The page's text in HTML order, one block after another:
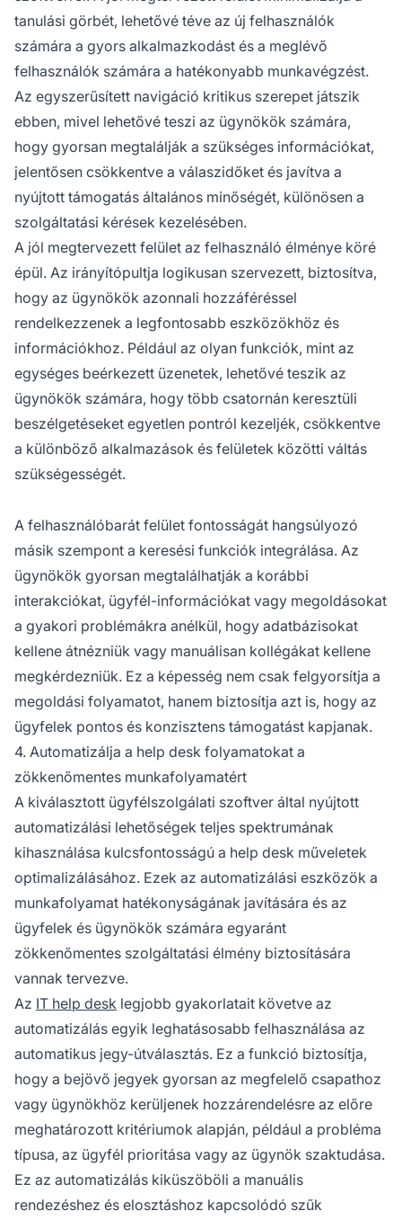
tanulási görbét, lehetővé téve az új felhasználók
számára a gyors alkalmazkodást és a meglévő
felhasználók számára a hatékonyabb munkavégzést.
Az egyszerűsített navigáció kritikus szerepet játszik
ebben, mivel lehetővé teszi az ügynökök számára,
hogy gyorsan megtalálják a szükséges információkat,
jelentősen csökkentve a válaszidőket és javítva a
nyújtott támogatás általános minőségét, különösen a
szolgáltatási kérések kezelésében.
A jól megtervezett felület az felhasználó élménye köré
épül. Az irányítópultja logikusan szervezett, biztosítva,
hogy az ügynökök azonnali hozzáféréssel
rendelkezzenek a legfontosabb eszközökhöz és
információkhoz. Például az olyan funkciók, mint az
egységes beérkezett üzenetek, lehetővé teszik az
ügynökök számára, hogy több csatornán keresztüli
beszélgetéseket egyetlen pontról kezeljék, csökkentve
a különböző alkalmazások és felületek közötti váltás
szükségességét.
A felhasználóbarát felület fontosságát hangsúlyozó
másik szempont a keresési funkciók integrálása. Az
ügynökök gyorsan megtalálhatják a korábbi
interakciókat, ügyfél-információkat vagy megoldásokat
a gyakori problémákra anélkül, hogy adatbázisokat
kellene átnézniük vagy manuálisan kollégákat kellene
megkérdezniük. Ez a képesség nem csak felgyorsítja a
megoldási folyamatot, hanem biztosítja azt is, hogy az
ügyfelek pontos és konzisztens támogatást kapjanak.
4. Automatizálja a help desk folyamatokat a
zökkenőmentes munkafolyamatért
A kiválasztott ügyfélszolgálati szoftver által nyújtott
automatizálási lehetőségek teljes spektrumának
kihasználása kulcsfontosságú a help desk műveletek
optimalizálásához. Ezek az automatizálási eszközök a
munkafolyamat hatékonyságának javítására és az
ügyfelek és ügynökök számára egyaránt
zökkenőmentes szolgáltatási élmény biztosítására
vannak tervezve.
Az IT help desk legjobb gyakorlatait követve az
automatizálás egyik leghatásosabb felhasználása az
automatikus jegy-útválasztás. Ez a funkció biztosítja,
hogy a bejövő jegyek gyorsan az megfelelő csapathoz
vagy ügynökhöz kerüljenek hozzárendelésre az előre
meghatározott kritériumok alapján, például a probléma
típusa, az ügyfél prioritása vagy az ügynök szaktudása.
Ez az automatizálás kiküszöböli a manuális
rendezéshez és elosztáshoz kapcsolódó szűk